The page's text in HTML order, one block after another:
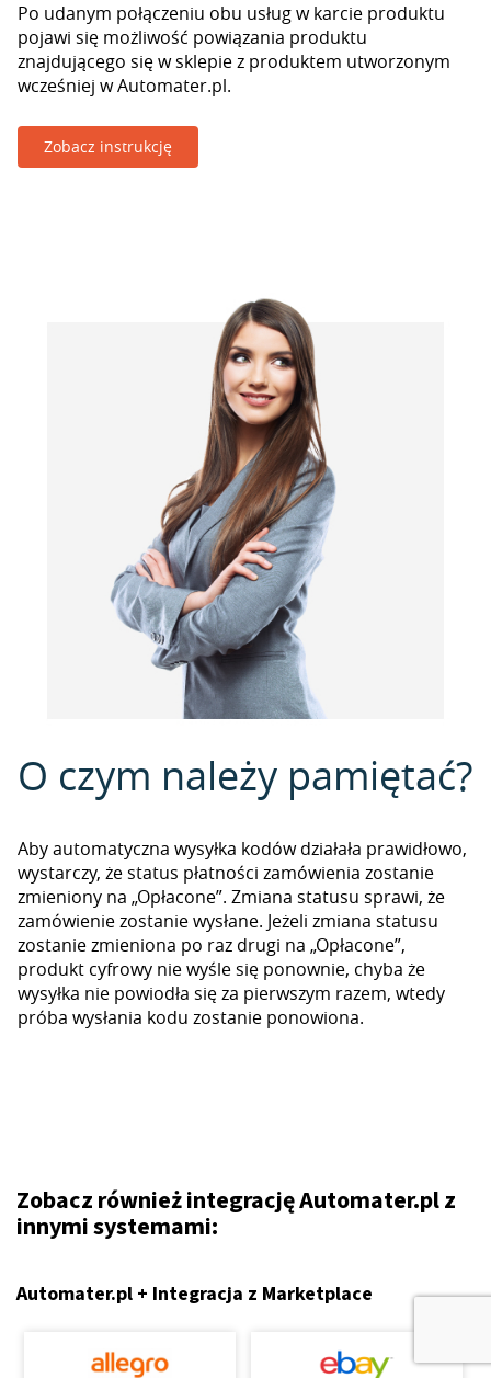
Po udanym połączeniu obu usług w karcie produktu
pojawi się możliwość powiązania produktu
znajdującego się w sklepie z produktem utworzonym
wcześniej w Automater.pl.
Zobacz instrukcję
O czym należy pamiętać?
Aby automatyczna wysyłka kodów działała prawidłowo,
wystarczy, że status płatności zamówienia zostanie
zmieniony na „Opłacone”. Zmiana statusu sprawi, że
zamówienie zostanie wysłane. Jeżeli zmiana statusu
zostanie zmieniona po raz drugi na „Opłacone”,
produkt cyfrowy nie wyśle się ponownie, chyba że
wysyłka nie powiodła się za pierwszym razem, wtedy
próba wysłania kodu zostanie ponowiona.
Zobacz również integrację Automater.pl z
innymi systemami:
Automater.pl + Integracja z Marketplace